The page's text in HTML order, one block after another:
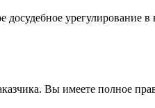
урегулирование в
Вы имеете полное